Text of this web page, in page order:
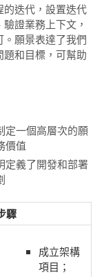
迭代，設置迭代
證業務上下文，
願景表達了我們
和目標，可幫助
定一個高層次的願
價值
定義了開發和部署
驟
成立架構
項目；